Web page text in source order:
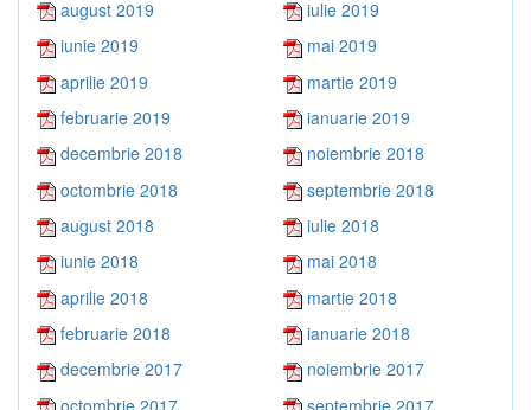
august 2019
iulie 2019
iunie 2019
mai 2019
aprilie 2019
martie 2019
februarie 2019
ianuarie 2019
decembrie 2018
noiembrie 2018
octombrie 2018
septembrie 2018
august 2018
iulie 2018
iunie 2018
mai 2018
aprilie 2018
martie 2018
februarie 2018
ianuarie 2018
decembrie 2017
noiembrie 2017
octombrie 2017
septembrie 2017